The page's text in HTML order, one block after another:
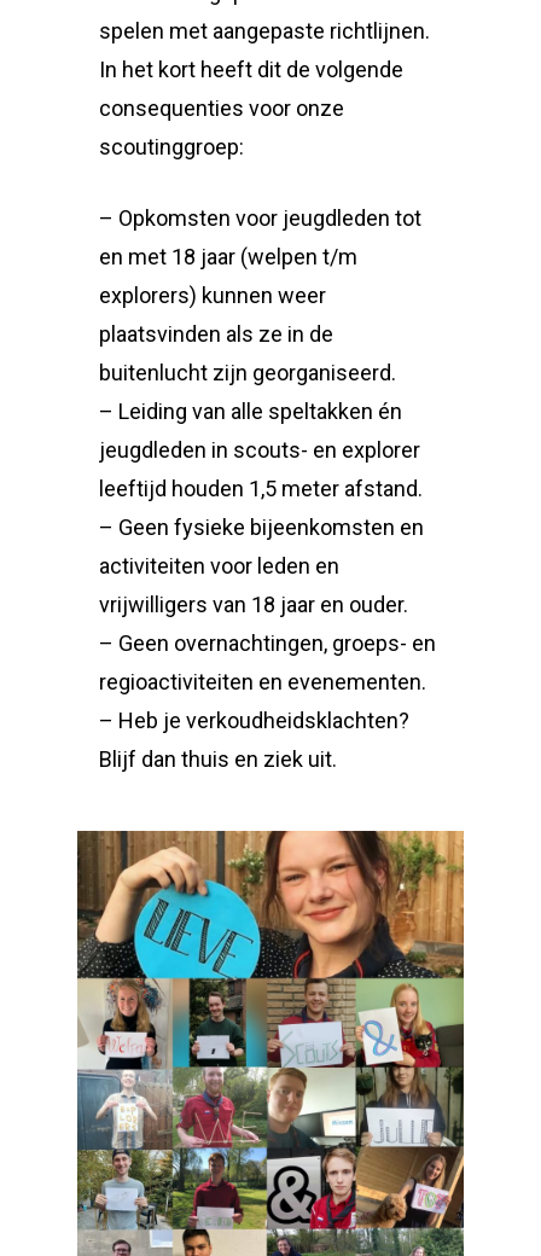
spelen met aangepaste richtlijnen.
In het kort heeft dit de volgende
consequenties voor onze
scoutinggroep:
– Opkomsten voor jeugdleden tot
en met 18 jaar (welpen t/m
explorers) kunnen weer
plaatsvinden als ze in de
buitenlucht zijn georganiseerd.
– Leiding van alle speltakken én
jeugdleden in scouts- en explorer
leeftijd houden 1,5 meter afstand.
– Geen fysieke bijeenkomsten en
activiteiten voor leden en
vrijwilligers van 18 jaar en ouder.
– Geen overnachtingen, groeps- en
regioactiviteiten en evenementen.
– Heb je verkoudheidsklachten?
Blijf dan thuis en ziek uit.